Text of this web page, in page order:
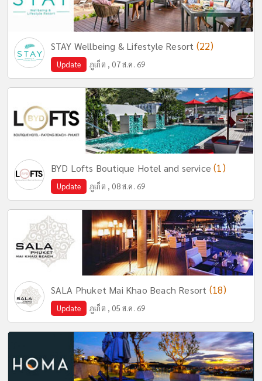
STAY Wellbeing & Lifestyle Resort (22)
Update ภูเก็ต , 07 ส.ค. 69
BYD Lofts Boutique Hotel and service(1)
Update ภูเก็ต , 08 ส.ค. 69
SALA Phuket Mai Khao Beach Resort (18)
Update ภูเก็ต , 05 ส.ค. 69